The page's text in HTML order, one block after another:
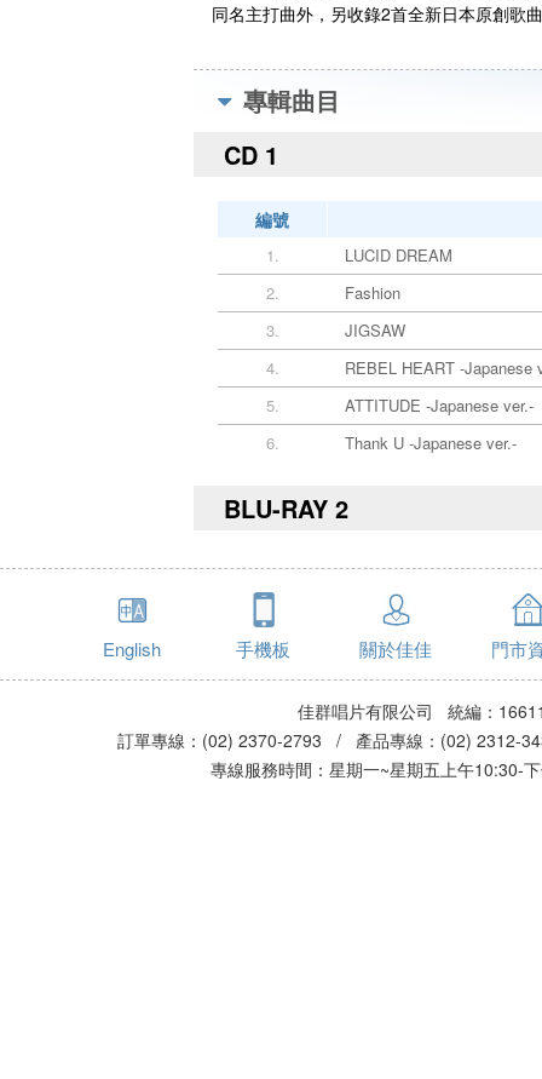
同名主打曲外，另收錄2首全新日本原創歌
專輯曲目
CD 1
編號
1.
LUCID DREAM
2.
Fashion
3.
JIGSAW
4.
REBEL HEART -Japanese
5.
ATTITUDE -Japanese ver.-
6.
Thank U -Japanese ver.-
BLU-RAY 2
English 手機板 關於佳佳 門市
佳群唱片有限公司 統編：
訂單專線：(02) 2370-2793 / 產品專線：(02)
專線服務時間：星期一~星期五上午10:30-